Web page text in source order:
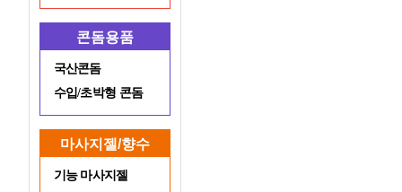
콘돔용품
국산콘돔
수입/초박형 콘돔
마사지젤/향수
기능 마사지젤